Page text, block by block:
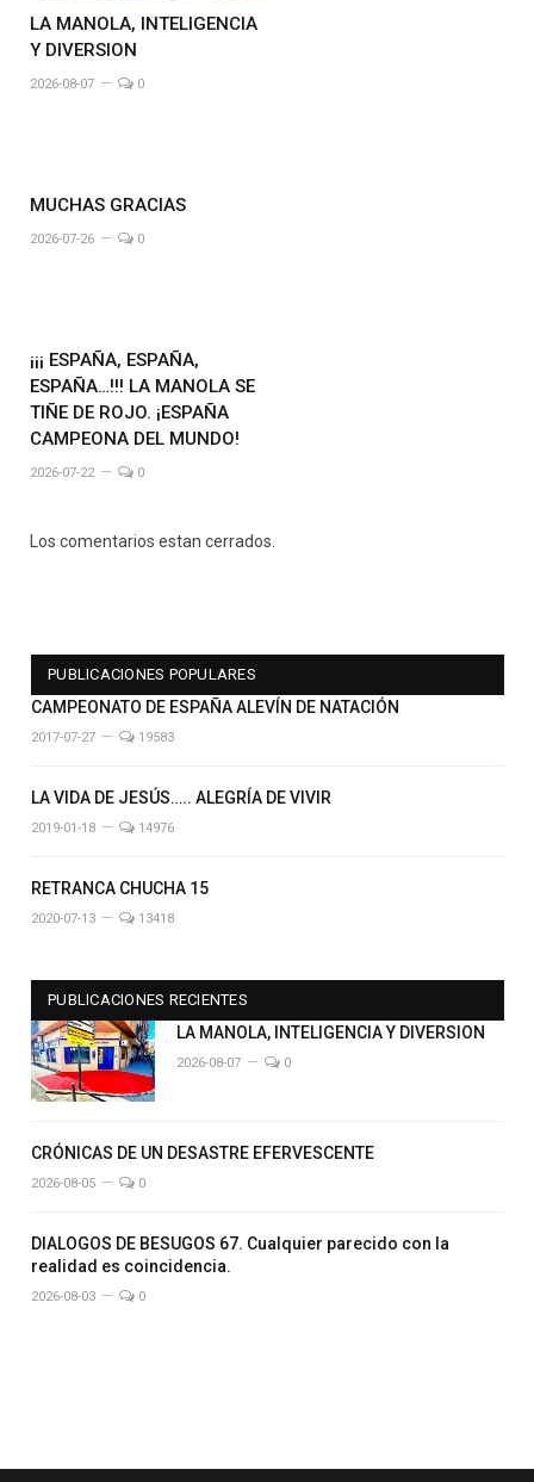
LA MANOLA, INTELIGENCIA
Y DIVERSION
2026-08-07 0
MUCHAS GRACIAS
2026-07-26 0
¡¡¡ ESPAÑA, ESPAÑA,
ESPAÑA…!!! LA MANOLA SE
TIÑE DE ROJO. ¡ESPAÑA
CAMPEONA DEL MUNDO!
2026-07-22 0
Los comentarios estan cerrados.
PUBLICACIONES POPULARES
CAMPEONATO DE ESPAÑA ALEVÍN DE NATACIÓN
2017-07-27 19583
LA VIDA DE JESÚS….. ALEGRÍA DE VIVIR
2019-01-18 14976
RETRANCA CHUCHA 15
2020-07-13 13418
PUBLICACIONES RECIENTES
LA MANOLA, INTELIGENCIA Y DIVERSION
2026-08-07 0
CRÓNICAS DE UN DESASTRE EFERVESCENTE
2026-08-05 0
DIALOGOS DE BESUGOS 67. Cualquier parecido con la
realidad es coincidencia.
2026-08-03 0